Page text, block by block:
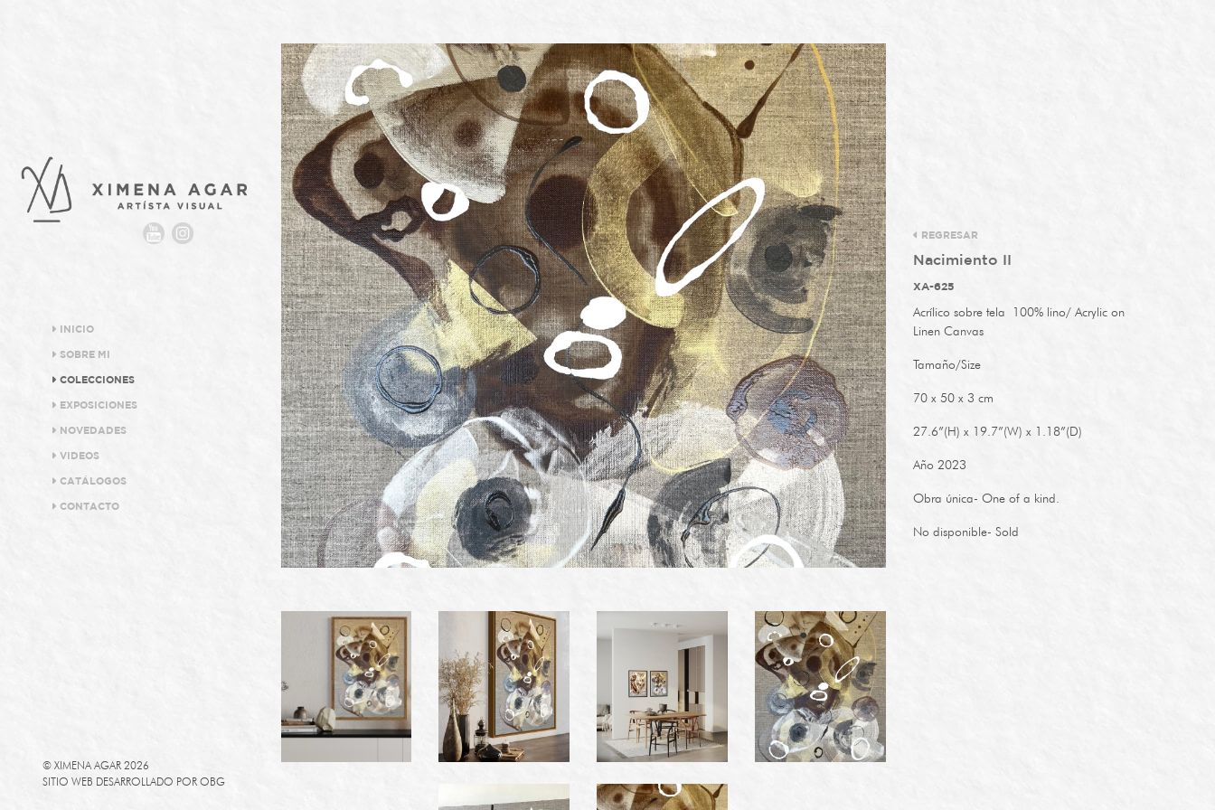
INICIO
SOBRE MI
COLECCIONES
EXPOSICIONES
NOVEDADES
VIDEOS
CATÁLOGOS
CONTACTO
REGRESAR
Nacimiento II
XA-625
Acrílico sobre tela 100% lino/ Acrylic on
Linen Canvas
Tamaño/Size
70 x 50 x 3 cm
27.6”(H) x 19.7”(W) x 1.18”(D)
Año 2023
Obra única- One of a kind.
No disponible- Sold
© XIMENA AGAR 2026
SITIO WEB DESARROLLADO POR OBG